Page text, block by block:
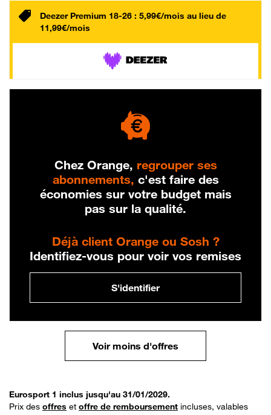
Deezer Premium 18-26 : 5,99€/mois au lieu de
11,99€/mois
Chez Orange, regrouper ses
abonnements, c'est faire des
économies sur votre budget mais
pas sur la qualité.
Déjà client Orange ou Sosh ?
Identifiez-vous pour voir vos remises
S'identifier
Voir moins d'offres
Eurosport 1 inclus jusqu'au 31/01/2029.
Prix des offres et offre de remboursement incluses, valables